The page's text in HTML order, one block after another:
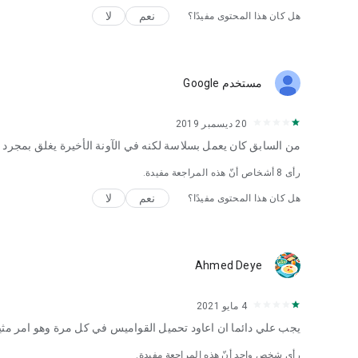
هل كان هذا المحتوى مفيدًا؟ نعم لا
مستخدم Google
20 ديسمبر 2019
من السابق كان يعمل بسلاسة لكنه في الآونة الأخيرة يغلق بمجرد
رأى 8 أشخاص أنّ هذه المراجعة مفيدة.
هل كان هذا المحتوى مفيدًا؟ نعم لا
Ahmed Deye
4 مايو 2021
يجب علي دائما ان اعاود تحميل القواميس في كل مرة وهو امر
رأى شخص واحد أنّ هذه المراجعة مفيدة.